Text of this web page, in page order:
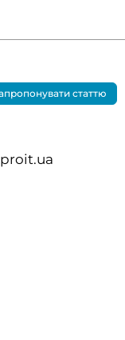
статтю